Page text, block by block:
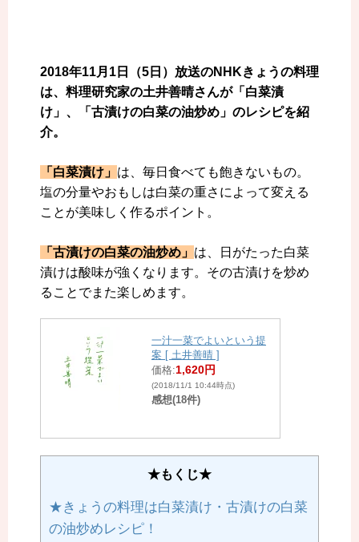
2018年11月1日（5日）放送のNHKきょうの料理
は、料理研究家の土井善晴さんが「白菜漬
け」、「古漬けの白菜の油炒め」のレシピを紹
介。
「白菜漬け」 は、毎日食べても飽きないもの。
塩の分量やおもしは白菜の重さによって変える
ことが美味しく作るポイント。
「古漬けの白菜の油炒め」 は、日がたった白菜
漬けは酸味が強くなります。その古漬けを炒め
ることでまた楽しめます。
一汁一菜でよいという提
案 [ 土井善晴 ]
価格:1,620円
(2018/11/1 10:44時点)
感想(18件)
★もくじ★
★きょうの料理は白菜漬け・古漬けの白菜
の油炒めレシピ！